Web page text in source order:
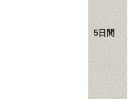
5日間